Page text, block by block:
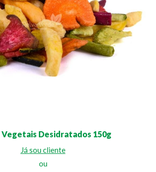
Vegetais Desidratados 150g
Já sou cliente
ou